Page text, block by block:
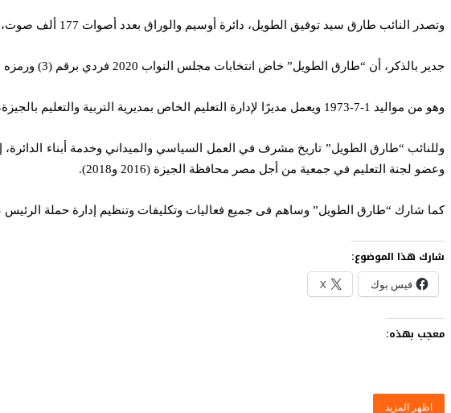
وتصدر النائب طارق سيد توفيق الطويل، دائرة أوسيم والوراق بعدد أصوات 177 ألف صوت، حيث أظهرت هذه الأصوات اكتساح الطويل الانتخابات لهذه الجولة.
جدير بالذكر، أن “طارق الطويل” خاض انتخابات مجلس النواب 2020 فردي برقم (3) ورمزه الانتخابي (الصاروخ).
وهو من مواليد 1-7-1973 ويعمل مديرًا لإدارة التعليم الخاص بمديرية التربية والتعليم بالجيزة، وهو متزوج وله ثلاثة أبناء في مراحل التعليم الختلفة (سيد وفرح ومحمد).
وعضو لجنة التعليم في جمعية من أجل مصر محافظة الجيزة (2016 و2018).
كما شارك “طارق الطويل” وساهم فى جميع فعاليات وتكليفات وتنظيم إدارة حملة الرئيس عبد الفتاح السيسي
شارك هذا الموضوع:
فيس بوك X
معجب بهذه:
اظهر المزيد